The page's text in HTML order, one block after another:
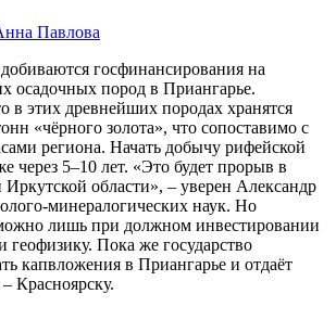
Павлова
госфинансирования на
осадочных пород в Приангарье.
в этих древнейших породах хранятся
«чёрного золота», что сопоставимо с
региона. Начать добычу рифейской
через 5–10 лет. «Это будет прорыв в
области», – уверен Александр
минералогических наук. Но
лишь при должном инвестировании
геофизику. Пока же государство
капвложения в Приангарье и отдаёт
Красноярску.